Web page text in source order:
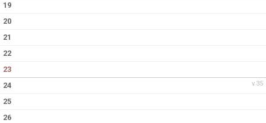
19
20
21
22
23
v.35
24
25
26